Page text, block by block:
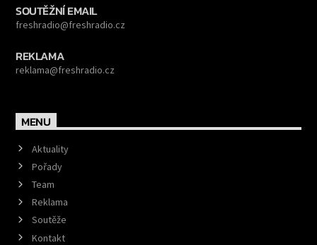
SOUTĚŽNÍ EMAIL
freshradio@freshradio.cz
REKLAMA
reklama@freshradio.cz
MENU
Aktuality
Pořady
Team
Reklama
Soutěže
Kontakt